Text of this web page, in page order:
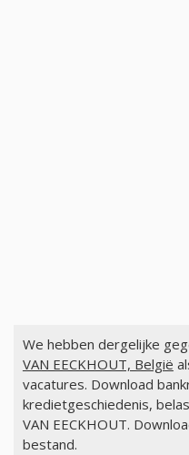
We hebben dergelijke
VAN EECKHOUT, België
vacatures. Download
kredietgeschiedenis,
VAN EECKHOUT.
bestand.